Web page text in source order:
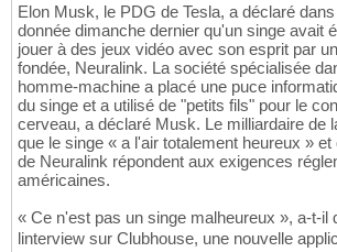
Elon Musk, le PDG de Tesla, a déclaré
donnée dimanche dernier qu'un singe avait
jouer à des jeux vidéo avec son esprit par
fondée, Neuralink. La société spécialisée
homme-machine a placé une puce
du singe et a utilisé de "petits fils" pour le
cerveau, a déclaré Musk. Le milliardaire de
que le singe « a l'air totalement heureux »
de Neuralink répondent aux exigences
américaines.
« Ce n'est pas un singe malheureux », a-t-il
linterview sur Clubhouse, une nouvelle